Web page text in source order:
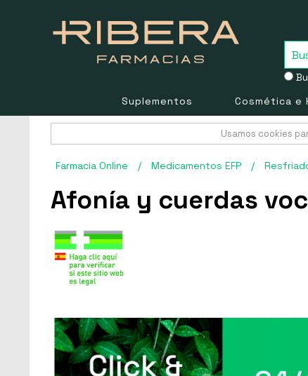
Suplementos Cosmética e
Usamos cookies
Farmacia Online / Medicamentos EFP /
Afonía y cuerdas